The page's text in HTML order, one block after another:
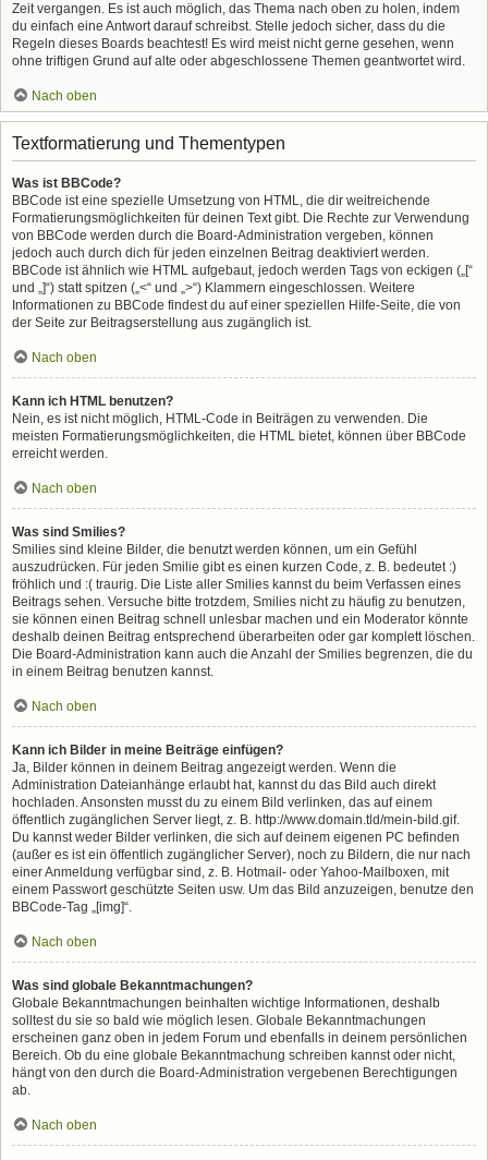
Zeit vergangen. Es ist auch möglich, das Thema nach oben zu holen, indem
du einfach eine Antwort darauf schreibst. Stelle jedoch sicher, dass du die
Regeln dieses Boards beachtest! Es wird meist nicht gerne gesehen, wenn
ohne triftigen Grund auf alte oder abgeschlossene Themen geantwortet wird.
Nach oben
Textformatierung und Thementypen
Was ist BBCode?
BBCode ist eine spezielle Umsetzung von HTML, die dir weitreichende
Formatierungsmöglichkeiten für deinen Text gibt. Die Rechte zur Verwendung
von BBCode werden durch die Board-Administration vergeben, können
jedoch auch durch dich für jeden einzelnen Beitrag deaktiviert werden.
BBCode ist ähnlich wie HTML aufgebaut, jedoch werden Tags von eckigen („[“
und „]“) statt spitzen („<“ und „>“) Klammern eingeschlossen. Weitere
Informationen zu BBCode findest du auf einer speziellen Hilfe-Seite, die von
der Seite zur Beitragserstellung aus zugänglich ist.
Nach oben
Kann ich HTML benutzen?
Nein, es ist nicht möglich, HTML-Code in Beiträgen zu verwenden. Die
meisten Formatierungsmöglichkeiten, die HTML bietet, können über BBCode
erreicht werden.
Nach oben
Was sind Smilies?
Smilies sind kleine Bilder, die benutzt werden können, um ein Gefühl
auszudrücken. Für jeden Smilie gibt es einen kurzen Code, z. B. bedeutet :)
fröhlich und :( traurig. Die Liste aller Smilies kannst du beim Verfassen eines
Beitrags sehen. Versuche bitte trotzdem, Smilies nicht zu häufig zu benutzen,
sie können einen Beitrag schnell unlesbar machen und ein Moderator könnte
deshalb deinen Beitrag entsprechend überarbeiten oder gar komplett löschen.
Die Board-Administration kann auch die Anzahl der Smilies begrenzen, die du
in einem Beitrag benutzen kannst.
Nach oben
Kann ich Bilder in meine Beiträge einfügen?
Ja, Bilder können in deinem Beitrag angezeigt werden. Wenn die
Administration Dateianhänge erlaubt hat, kannst du das Bild auch direkt
hochladen. Ansonsten musst du zu einem Bild verlinken, das auf einem
öffentlich zugänglichen Server liegt, z. B. http://www.domain.tld/mein-bild.gif.
Du kannst weder Bilder verlinken, die sich auf deinem eigenen PC befinden
(außer es ist ein öffentlich zugänglicher Server), noch zu Bildern, die nur nach
einer Anmeldung verfügbar sind, z. B. Hotmail- oder Yahoo-Mailboxen, mit
einem Passwort geschützte Seiten usw. Um das Bild anzuzeigen, benutze den
BBCode-Tag „[img]“.
Nach oben
Was sind globale Bekanntmachungen?
Globale Bekanntmachungen beinhalten wichtige Informationen, deshalb
solltest du sie so bald wie möglich lesen. Globale Bekanntmachungen
erscheinen ganz oben in jedem Forum und ebenfalls in deinem persönlichen
Bereich. Ob du eine globale Bekanntmachung schreiben kannst oder nicht,
hängt von den durch die Board-Administration vergebenen Berechtigungen
ab.
Nach oben